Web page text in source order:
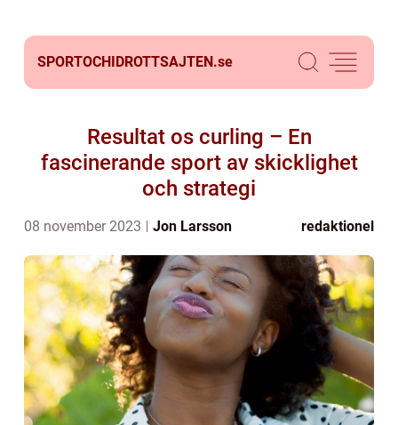
SPORTOCHIDROTTSAJTEN.se
Resultat os curling – En
fascinerande sport av skicklighet
och strategi
08 november 2023 Jon Larsson redaktionel